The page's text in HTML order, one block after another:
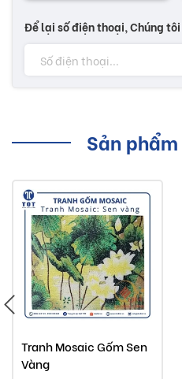
Để lại số điện thoại, Chúng
Sản phẩm
Tranh Mosaic Gốm Sen
Vàng